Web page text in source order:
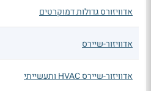
אדוויזורס גדולות דמוקרטים
אדוויזור-שיירס
אדוויזור-שיירס HVAC ותעשייתי